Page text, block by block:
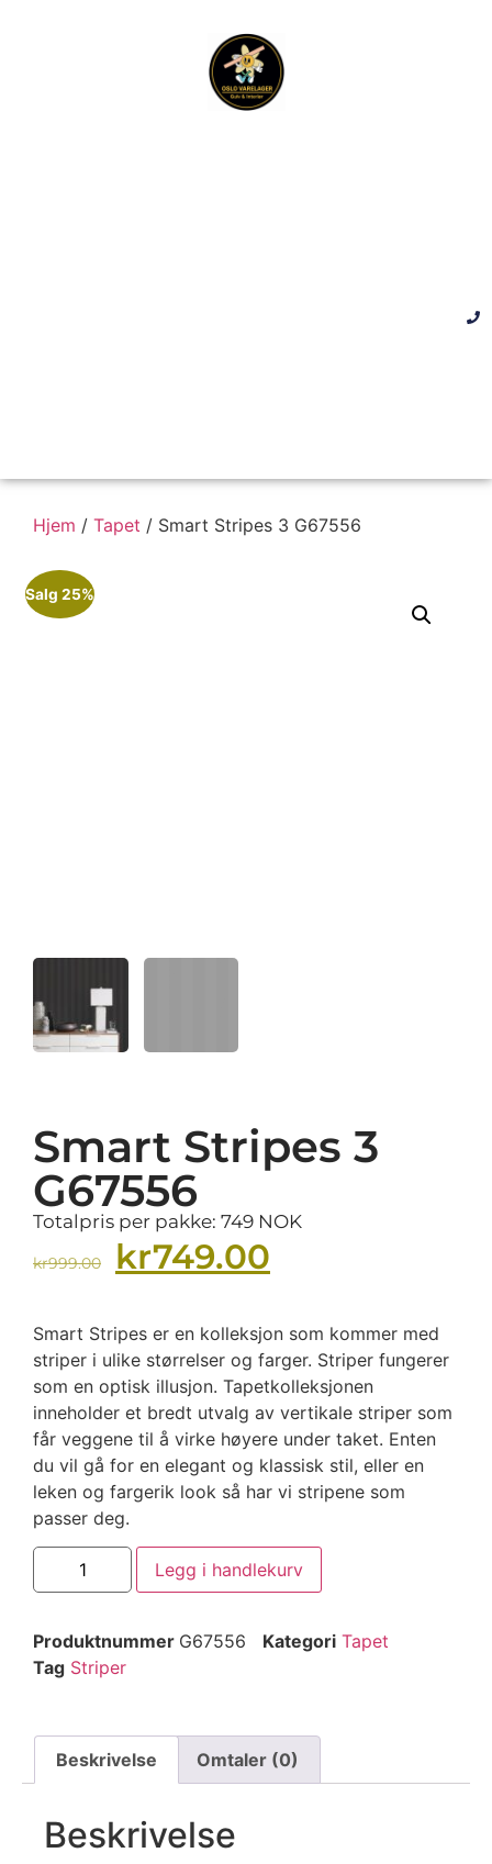
Hjem / Tapet / Smart Stripes 3 G67556
Salg 25%
Smart Stripes 3
G67556
Totalpris per pakke: 749 NOK
kr999.00 kr749.00
Smart Stripes er en kolleksjon som kommer med
striper i ulike størrelser og farger. Striper fungerer
som en optisk illusjon. Tapetkolleksjonen
inneholder et bredt utvalg av vertikale striper som
får veggene til å virke høyere under taket. Enten
du vil gå for en elegant og klassisk stil, eller en
leken og fargerik look så har vi stripene som
passer deg.
Legg i handlekurv
Produktnummer G67556 Kategori Tapet
Tag Striper
Beskrivelse Omtaler (0)
Beskrivelse